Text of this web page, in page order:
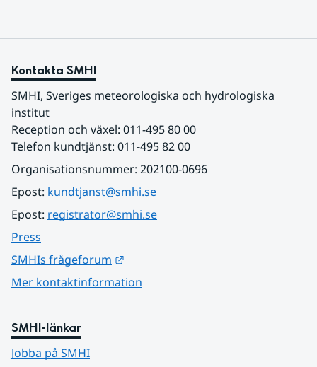
Kontakta SMHI
SMHI, Sveriges meteorologiska och hydrologiska
institut
Reception och växel: 011-495 80 00
Telefon kundtjänst: 011-495 82 00
Organisationsnummer: 202100-0696
Epost: kundtjanst@smhi.se
Epost: registrator@smhi.se
Press
SMHIs frågeforum
Mer kontaktinformation
SMHI-länkar
Jobba på SMHI